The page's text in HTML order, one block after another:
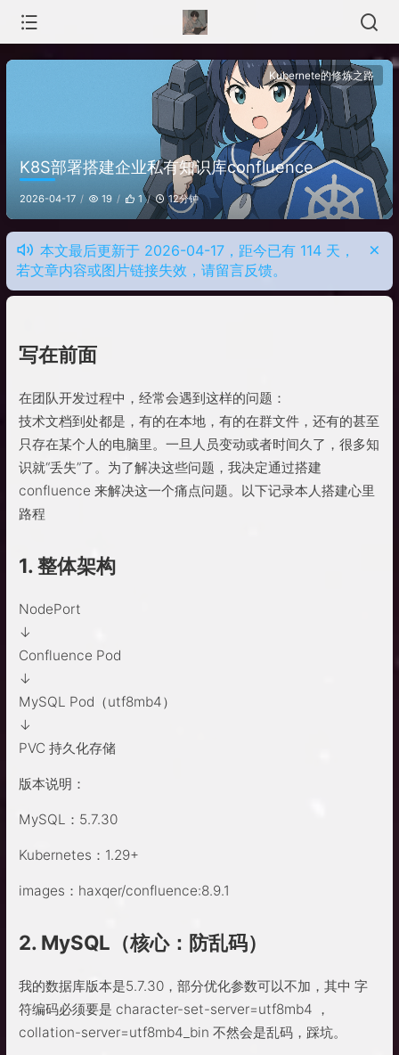
Kubernete的修炼之路
K8S部署搭建企业私有知识库confluence
2026-04-17 19 1 12分钟
本文最后更新于 2026-04-17，距今已有 114 天，
若文章内容或图片链接失效，请留言反馈。
写在前面
在团队开发过程中，经常会遇到这样的问题：
技术文档到处都是，有的在本地，有的在群文件，还有的甚至
只存在某个人的电脑里。一旦人员变动或者时间久了，很多知
识就“丢失”了。为了解决这些问题，我决定通过搭建
confluence 来解决这一个痛点问题。以下记录本人搭建心里
路程
1. 整体架构
NodePort
↓
Confluence Pod
↓
MySQL Pod（utf8mb4）
↓
PVC 持久化存储
版本说明：
MySQL：5.7.30
Kubernetes：1.29+
images：haxqer/confluence:8.9.1
2. MySQL（核心：防乱码）
我的数据库版本是5.7.30，部分优化参数可以不加，其中 字
符编码必须要是 character-set-server=utf8mb4 ，
collation-server=utf8mb4_bin 不然会是乱码，踩坑。